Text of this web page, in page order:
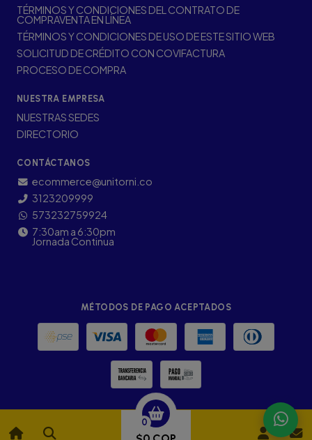
0
TÉRMINOS Y CONDICIONES DEL CONTRATO DE
COMPRAVENTA EN LÍNEA
TÉRMINOS Y CONDICIONES DE USO DE ESTE SITIO WEB
SOLICITUD DE CRÉDITO CON COVIFACTURA
PROCESO DE COMPRA
NUESTRA EMPRESA
NUESTRAS SEDES
DIRECTORIO
CONTÁCTANOS
ecommerce@unitorni.co
3123209999
573232759924
7:30am a 6:30pm
Jornada Continua
MÉTODOS DE PAGO ACEPTADOS